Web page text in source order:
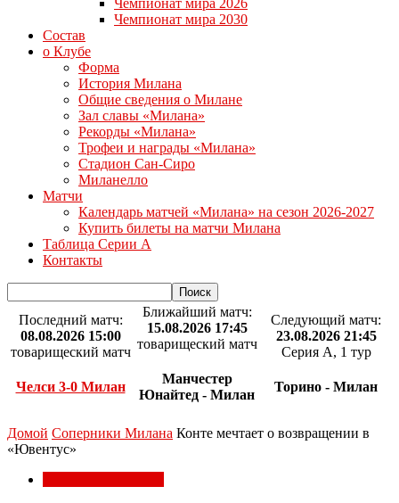
Чемпионат мира 2026
Чемпионат мира 2030
Состав
о Клубе
Форма
История Милана
Общие сведения о Милане
Зал славы «Милана»
Рекорды «Милана»
Трофеи и награды «Милана»
Стадион Сан-Сиро
Миланелло
Матчи
Календарь матчей «Милана» на сезон 2026-2027
Купить билеты на матчи Милана
Таблица Серии А
Контакты
Последний матч:
08.08.2026 15:00
товарищеский матч
Челси 3-0 Милан
Ближайший матч:
15.08.2026 17:45
товарищеский матч
Манчестер
Юнайтед - Милан
Следующий матч:
23.08.2026 21:45
Серия А, 1 тур
Торино - Милан
Домой Соперники Милана Конте мечтает о возвращении в
«Ювентус»